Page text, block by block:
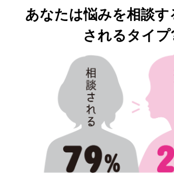
あなたは悩みを相談
されるタイプ